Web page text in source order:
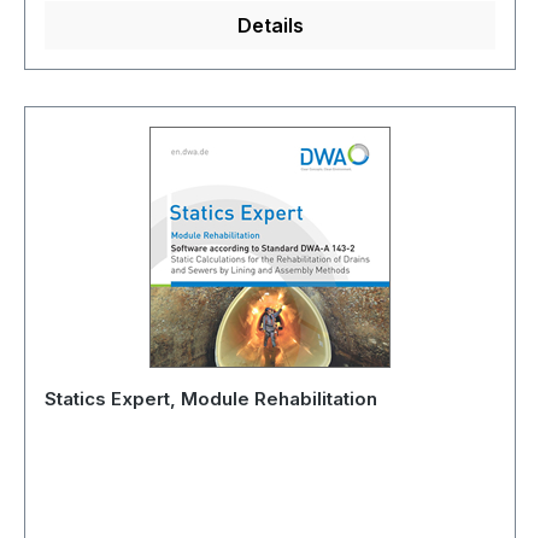
Details
Statics Expert, Module Rehabilitation